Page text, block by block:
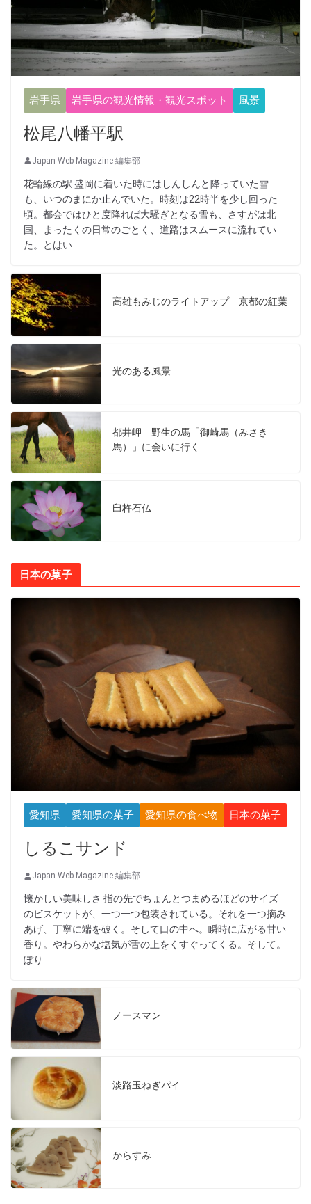
岩手県 岩手県の観光情報・観光スポット 風景
松尾八幡平駅
Japan Web Magazine 編集部
花輪線の駅 盛岡に着いた時にはしんしんと降っていた雪
も、いつのまにか止んでいた。時刻は22時半を少し回った
頃。都会ではひと度降れば大騒ぎとなる雪も、さすがは北
国、まったくの日常のごとく、道路はスムースに流れてい
た。とはい
高雄もみじのライトアップ 京都の紅葉
光のある風景
都井岬 野生の馬「御崎馬（みさき
馬）」に会いに行く
臼杵石仏
日本の菓子
愛知県 愛知県の菓子 愛知県の食べ物 日本の菓子
しるこサンド
Japan Web Magazine 編集部
懐かしい美味しさ 指の先でちょんとつまめるほどのサイズ
のビスケットが、一つ一つ包装されている。それを一つ摘み
あげ、丁寧に端を破く。そして口の中へ。瞬時に広がる甘い
香り。やわらかな塩気が舌の上をくすぐってくる。そして。
ぽり
ノースマン
淡路玉ねぎパイ
からすみ